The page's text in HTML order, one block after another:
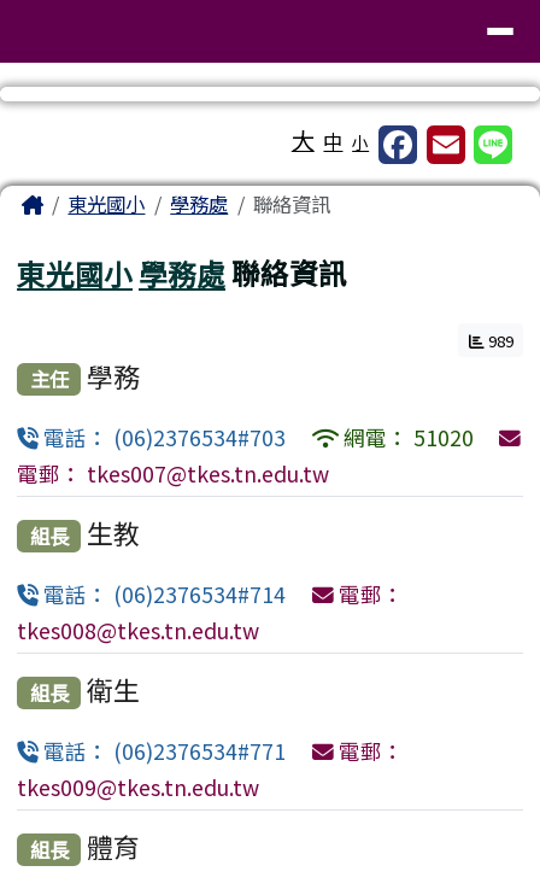
大 中 小
主內容區域
Home東光國小 學務處 聯絡資訊
東光國小學務處聯絡資訊
989
主任 學務
電話： (06)2376534#703
網電： 51020
電郵： tkes007@tkes.tn.edu.tw
組長 生教
電話： (06)2376534#714
電郵：
tkes008@tkes.tn.edu.tw
組長 衛生
電話： (06)2376534#771
電郵：
tkes009@tkes.tn.edu.tw
組長 體育
頁尾區域